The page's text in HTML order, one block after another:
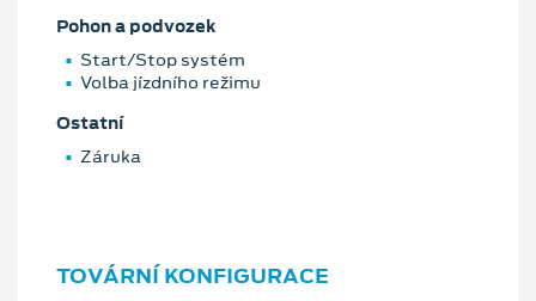
Pohon a podvozek
Start/Stop systém
Volba jízdního režimu
Ostatní
Záruka
TOVÁRNÍ KONFIGURACE